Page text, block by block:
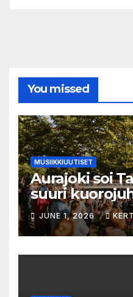
You missed
MUSIIKKIUUTISET
Aurajoki soi
suuri
jokirannan
JUNE 1, 2026